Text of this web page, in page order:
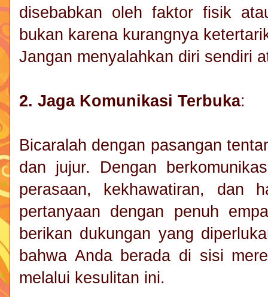
disebabkan oleh faktor fisik
bukan karena kurangnya
Jangan menyalahkan diri sendiri
2. Jaga Komunikasi Terbuka:
Bicaralah dengan pasangan
dan jujur. Dengan
perasaan, kekhawatiran, dan
pertanyaan dengan penuh
berikan dukungan yang
bahwa Anda berada di sisi
melalui kesulitan ini.